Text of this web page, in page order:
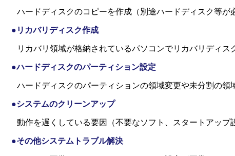
ハードディスクのコピーを作成（別途ハードディスク等が
●リカバリディスク作成
リカバリ領域が格納されているパソコンでリカバリディス
●ハードディスクのパーティション設定
ハードディスクのパーティションの領域変更や未分割の領
●システムのクリーンアップ
動作を遅くしている要因（不要なソフト、スタートアップ
●その他システムトラブル解決